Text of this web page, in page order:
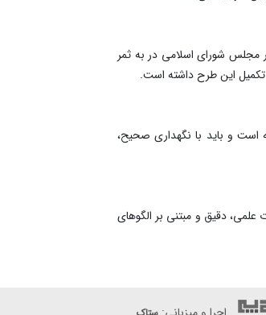
مجلس شورای اسلامی در به ثمر
تکمیل این طرح داشته است.
است و باید با نگهداری صحیح،
علمی، دقیق و مبتنی بر الگوهای